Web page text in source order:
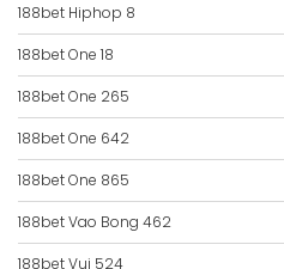
188bet Hiphop 8
188bet One 18
188bet One 265
188bet One 642
188bet One 865
188bet Vao Bong 462
188bet Vui 524